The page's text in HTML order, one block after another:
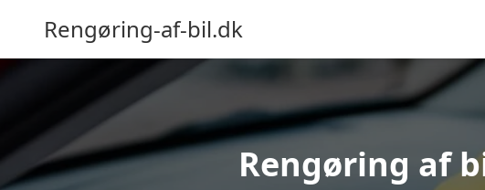
Rengøring-af-bil.dk
Rengøring af